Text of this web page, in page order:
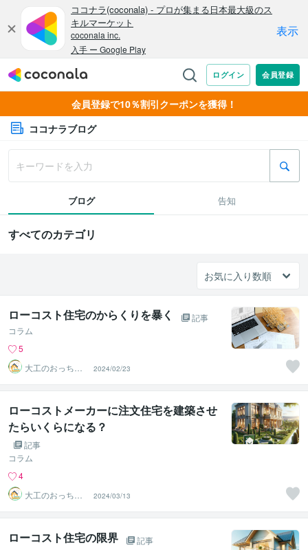
会員登録で10％割引クーポンを獲得！
ココナラブログ
ブログ 告知
すべてのカテゴリ
ローコスト住宅のからくりを暴く
記事
コラム
5
大工のおっちゃ
ん工房一級建築
士
2024/02/23
ローコストメーカーに注文住宅を建築させ
たらいくらになる？
記事
コラム
4
大工のおっちゃ
ん工房一級建築
士
2024/03/13
ローコスト住宅の限界
記事